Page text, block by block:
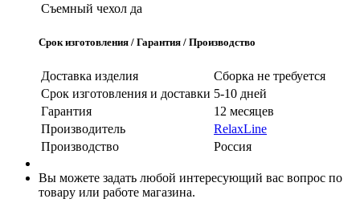
Съемный чехол да
Срок изготовления / Гарантия / Производство
Доставка изделия
Сборка не требуется
Срок изготовления и доставки 5-10 дней
Гарантия
12 месяцев
Производитель
RelaxLine
Производство
Россия
Вы можете задать любой интересующий вас вопрос по
товару или работе магазина.